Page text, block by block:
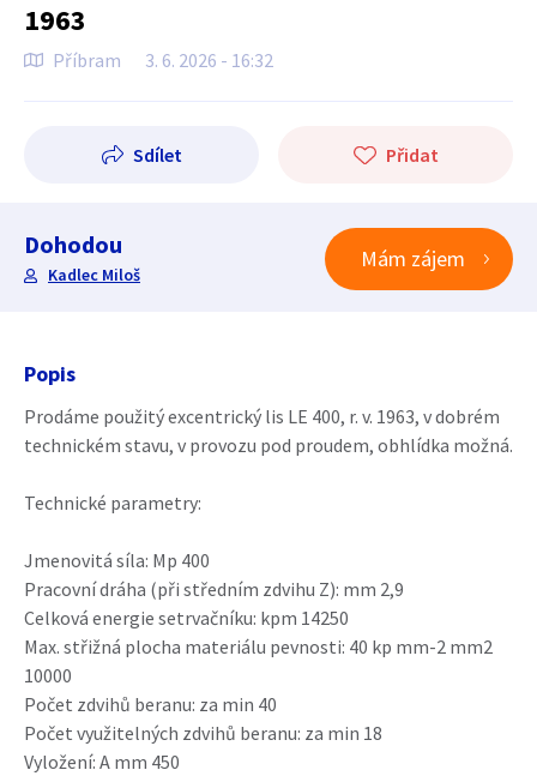
1963
Příbram 3. 6. 2026 - 16:32
Sdílet Přidat
Dohodou
Kadlec Miloš
Mám zájem
Popis
Prodáme použitý excentrický lis LE 400, r. v. 1963, v dobrém
technickém stavu, v provozu pod proudem, obhlídka možná.
Technické parametry:
Jmenovitá síla: Mp 400
Pracovní dráha (při středním zdvihu Z): mm 2,9
Celková energie setrvačníku: kpm 14250
Max. střižná plocha materiálu pevnosti: 40 kp mm-2 mm2
10000
Počet zdvihů beranu: za min 40
Počet využitelných zdvihů beranu: za min 18
Vyložení: A mm 450